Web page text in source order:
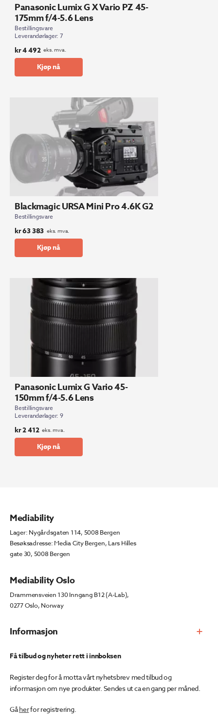
Panasonic Lumix G X Vario PZ 45-
175mm f/4-5.6 Lens
Bestillingsvare
Leverandørlager: 7
kr4 492 eks. mva.
Kjøp nå
Blackmagic URSA Mini Pro 4.6K G2
Bestillingsvare
kr63 383 eks. mva.
Kjøp nå
Panasonic Lumix G Vario 45-
150mm f/4-5.6 Lens
Bestillingsvare
Leverandørlager: 9
kr2 412 eks. mva.
Kjøp nå
Informasjon
Mediability
Lager: Nygårdsgaten 114, 5008 Bergen
Besøksadresse: Media City Bergen, Lars Hilles
gate 30, 5008 Bergen
Mediability Oslo
Drammensveien 130 Inngang B12 (A-Lab),
0277 Oslo, Norway
Få tilbud og nyheter rett i innboksen
Register deg for å motta vårt nyhetsbrev med tilbud og
informasjon om nye produkter. Sendes ut ca en gang per måned.
Gåherfor registrering.